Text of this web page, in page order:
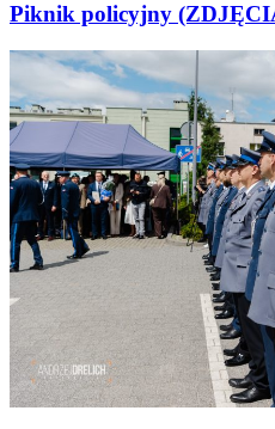
Piknik policyjny